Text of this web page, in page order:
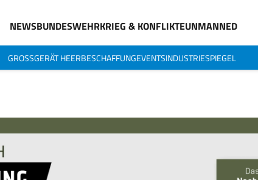
NEWSBUNDESWEHRKRIEG & KONFLIKTEUNMANNED
GROSSGERÄT HEERBESCHAFFUNGEVENTSINDUSTRIESPIEGEL